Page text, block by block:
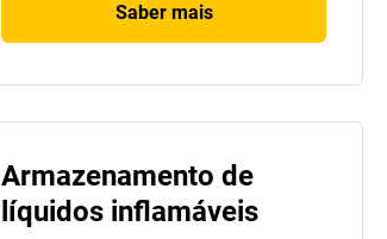
Saber mais
Armazenamento de
líquidos inflamáveis